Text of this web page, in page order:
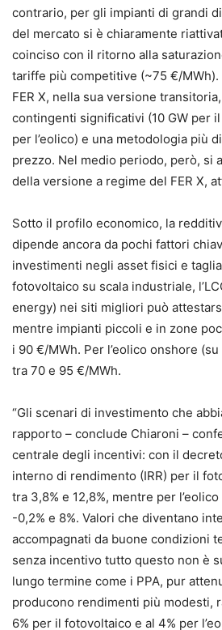
contrario, per gli impianti di grandi
del mercato si è chiaramente
coinciso con il ritorno alla
tariffe più competitive (~75 €/MWh).
FER X, nella sua versione
contingenti significativi (10 GW per
per l’eolico) e una metodologia più
prezzo. Nel medio periodo, però, si
della versione a regime del FER X,
Sotto il profilo economico, la
dipende ancora da pochi fattori
investimenti negli asset fisici e
fotovoltaico su scala industriale,
energy) nei siti migliori può
mentre impianti piccoli e in zone
i 90 €/MWh. Per l’eolico onshore
tra 70 e 95 €/MWh.
“Gli scenari di investimento che
rapporto – conclude Chiaroni –
centrale degli incentivi: con il
interno di rendimento (IRR) per il
tra 3,8% e 12,8%, mentre per
-0,2% e 8%. Valori che diventano
accompagnati da buone condizioni
senza incentivo tutto questo non è
lungo termine come i PPA, pur
producono rendimenti più modesti,
6% per il fotovoltaico e al 4% per